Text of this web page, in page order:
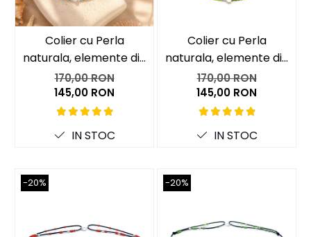
Colier cu Perla
naturala, elemente din
Argint 925 si margele
Miyuki, multicolor
170,00 RON
145,00 RON
IN STOC
Colier cu Perla
naturala, elemente din
Argint 925 si margele
Miyuki, verde/kiwi
170,00 RON
145,00 RON
IN STOC
-20% -20%